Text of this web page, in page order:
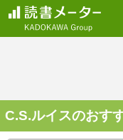
C.S.ルイスのおす